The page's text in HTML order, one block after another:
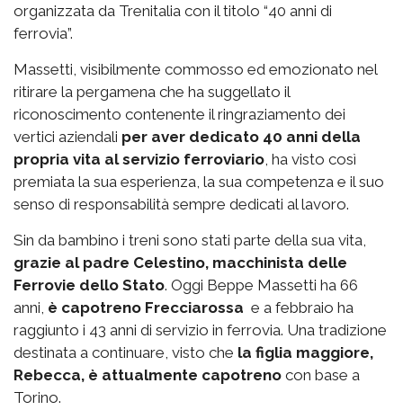
organizzata da Trenitalia con il titolo “40 anni di
ferrovia”.
Massetti, visibilmente commosso ed emozionato nel
ritirare la pergamena che ha suggellato il
riconoscimento contenente il ringraziamento dei
vertici aziendali per aver dedicato 40 anni della
propria vita al servizio ferroviario , ha visto così
premiata la sua esperienza, la sua competenza e il suo
senso di responsabilità sempre dedicati al lavoro.
Sin da bambino i treni sono stati parte della sua vita,
grazie al padre Celestino, macchinista delle
Ferrovie dello Stato. Oggi Beppe Massetti ha 66
anni, è capotreno Frecciarossa e a febbraio ha
raggiunto i 43 anni di servizio in ferrovia. Una tradizione
destinata a continuare, visto che la figlia maggiore,
Rebecca, è attualmente capotreno con base a
Torino.